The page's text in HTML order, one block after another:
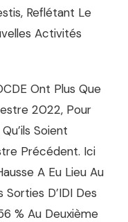
Reflétant Le
Activités
Ont Plus Que
2022, Pour
Soient
Précédent. Ici
A Eu Lieu Au
D’IDI Des
% Au Deuxième